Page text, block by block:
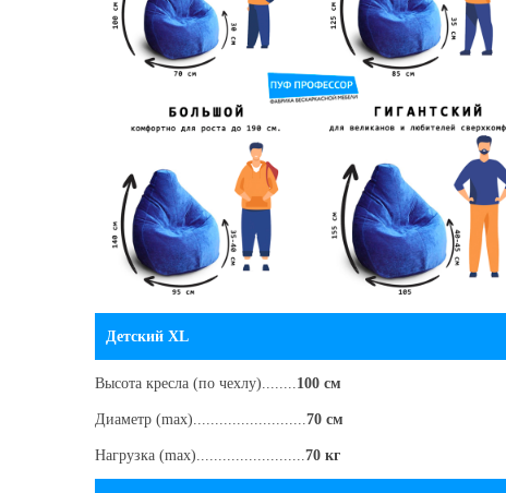
Детский XL
Высота кресла (по чехлу)........100 см
Диаметр (max)..........................70 см
Нагрузка (max).........................70 кг